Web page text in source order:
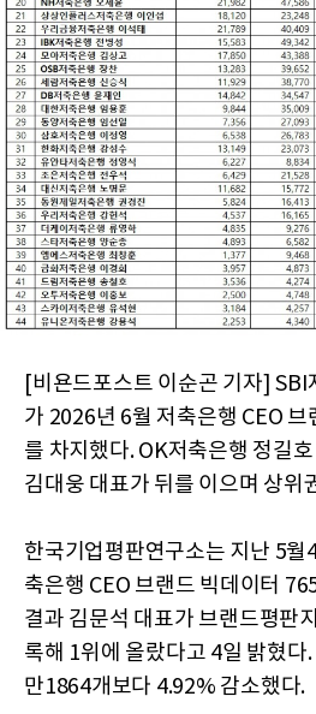
[비욘드포스트 이순곤 기자] SBI
가 2026년 6월 저축은행 CEO 브
를 차지했다. OK저축은행 정길
김대웅 대표가 뒤를 이으며 상위
한국기업평판연구소는 지난 5월
축은행 CEO 브랜드 빅데이터
결과 김문석 대표가 브랜드평판
록해 1위에 올랐다고 4일 밝혔다
만1864개보다 4.92% 감소했다.